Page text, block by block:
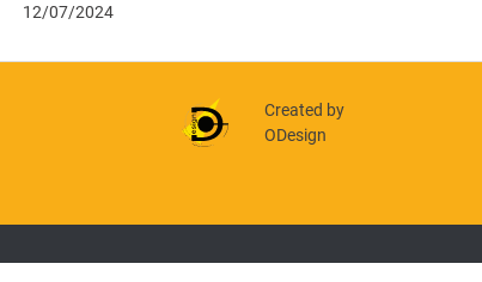
12/07/2024
Created by
ODesign